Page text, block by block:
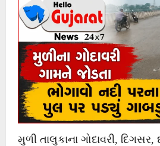
મુળી તાલુકાના ગોદાવરી, દિગસર,